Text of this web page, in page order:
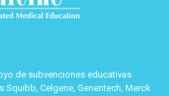
de subvenciones educativas
Celgene, Genentech, Merck